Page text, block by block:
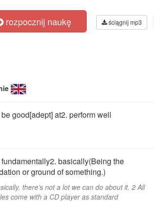
rozpocznij naukę ściągnij mp3
be good[adept] at2. perform well
fundamentally2. basically(Being the
or ground of something.)
there’s not a lot we can do about it. 2 All
come with a CD player as standard